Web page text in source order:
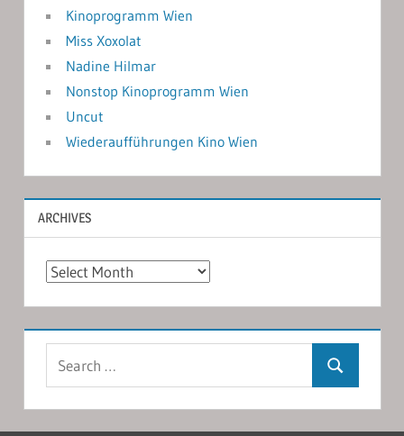
Kinoprogramm Wien
Miss Xoxolat
Nadine Hilmar
Nonstop Kinoprogramm Wien
Uncut
Wiederaufführungen Kino Wien
ARCHIVES
Archives
Search